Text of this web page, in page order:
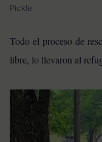
Pickle
Todo el proceso de
libre, lo llevaron al